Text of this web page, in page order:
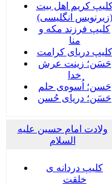
کریم اهل بیت
(زیرنویس انگلیسی)
کلیپ فرزند مکه و
منا
کلیپ دریای کرامت
حَسَن؛ زینت عرش
خدا
حَسن؛ اُسوه‌ی حلم
حَسَن؛ دریای حُسن
ولادت امام حسین علیه
السلام
کلیپ دردانه ی
خلقت